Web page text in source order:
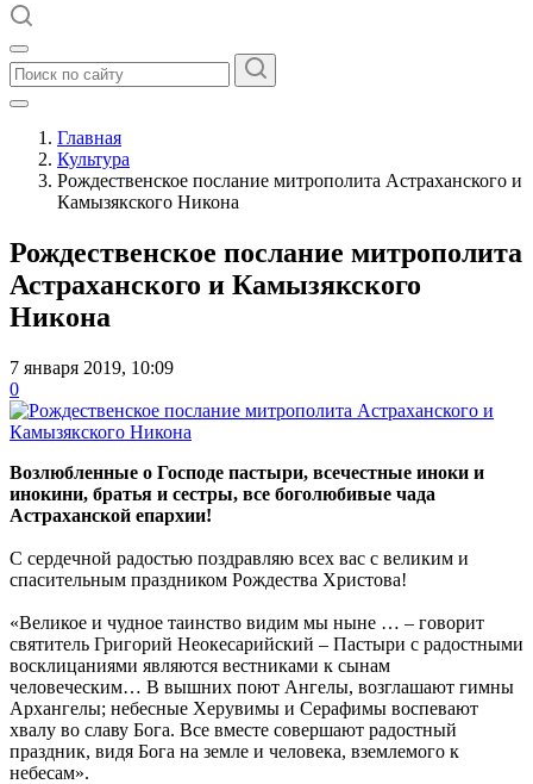
Главная
Культура
Рождественское послание митрополита Астраханского и
Камызякского Никона
Рождественское послание митрополита
Астраханского и Камызякского
Никона
7 января 2019, 10:09
0
Возлюбленные о Господе пастыри, всечестные иноки и
инокини, братья и сестры, все боголюбивые чада
Астраханской епархии!
С сердечной радостью поздравляю всех вас с великим и
спасительным праздником Рождества Христова!
«Великое и чудное таинство видим мы ныне … – говорит
святитель Григорий Неокесарийский – Пастыри с радостными
восклицаниями являются вестниками к сынам
человеческим… В вышних поют Ангелы, возглашают гимны
Архангелы; небесные Херувимы и Серафимы воспевают
хвалу во славу Бога. Все вместе совершают радостный
праздник, видя Бога на земле и человека, вземлемого к
небесам».